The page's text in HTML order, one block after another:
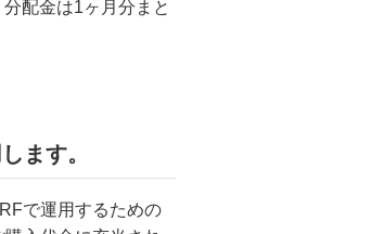
配金は1ヶ月分まと
ます。
で運用するための